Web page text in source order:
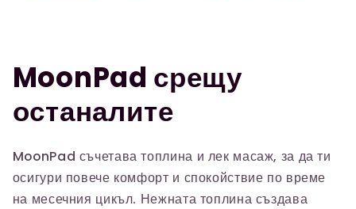
MoonPad срещу
останалите
MoonPad съчетава топлина и лек масаж, за да ти
осигури повече комфорт и спокойствие по време
на месечния цикъл. Нежната топлина създава